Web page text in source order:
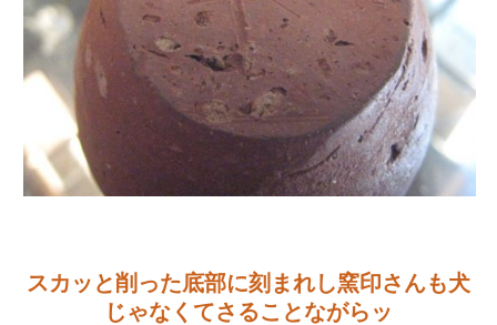
スカッと削った底部に刻まれし窯印さんも犬
じゃなくてさることながらッ